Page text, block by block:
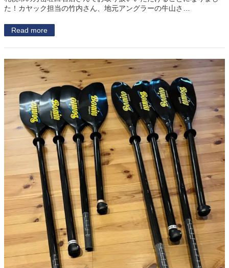
た！カヤック担当の竹内さん、地元アングラーの牛山さ…
Read more